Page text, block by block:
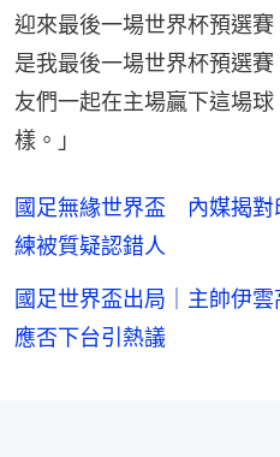
迎來最後一場世界杯預選
是我最後一場世界杯預選
友們一起在主場贏下這場
樣。」
國足無緣世界盃 內媒揭
練被質疑認錯人
國足世界盃出局｜主帥伊
應否下台引熱議